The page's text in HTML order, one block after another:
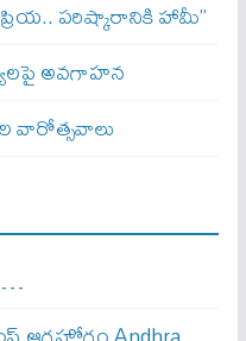
పరిష్కారానికి హామీ”
అవగాహన
వారోత్సవాలు